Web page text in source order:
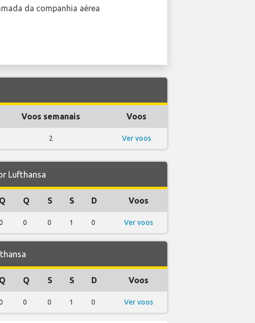
da companhia aérea
Voos semanais Voos
2 Ver voos
Lufthansa
Q Q S S D Voos
0 0 1 0 Ver voos
Q Q S S D Voos
0 0 1 0 Ver voos